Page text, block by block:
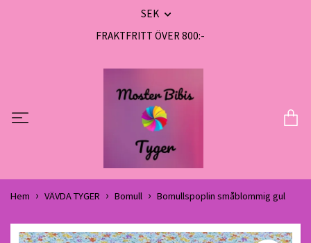
SEK
FRAKTFRITT ÖVER 800:-
Hem VÄVDA TYGER Bomull Bomullspoplin småblommig gul